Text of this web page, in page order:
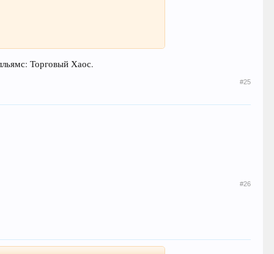
Торговый Хаос.
#25
#26